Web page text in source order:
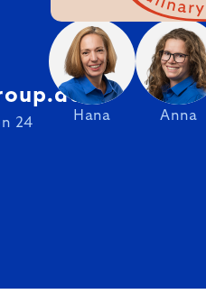
Hana Anna
24